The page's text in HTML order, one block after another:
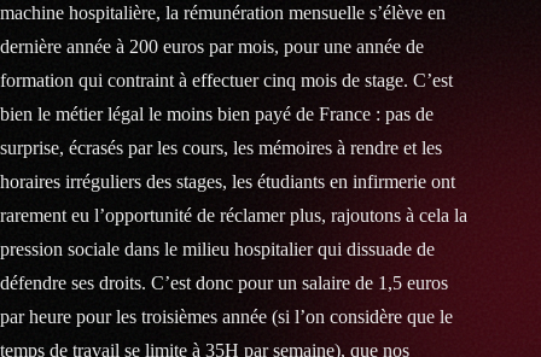
machine hospitalière, la rémunération mensuelle s’élève en
dernière année à 200 euros par mois, pour une année de
formation qui contraint à effectuer cinq mois de stage. C’est
bien le métier légal le moins bien payé de France : pas de
surprise, écrasés par les cours, les mémoires à rendre et les
horaires irréguliers des stages, les étudiants en infirmerie ont
rarement eu l’opportunité de réclamer plus, rajoutons à cela la
pression sociale dans le milieu hospitalier qui dissuade de
défendre ses droits. C’est donc pour un salaire de 1,5 euros
par heure pour les troisièmes année (si l’on considère que le
temps de travail se limite à 35H par semaine), que nos